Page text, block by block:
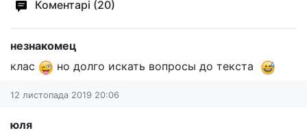
Коментарі (20)
незнакомец
клас
но долго искать вопросы до текста
12 листопада 2019 20:06
юля